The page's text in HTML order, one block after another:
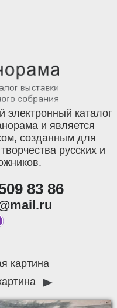
электронный каталог
и является
созданным для
русских и
83 86
картина